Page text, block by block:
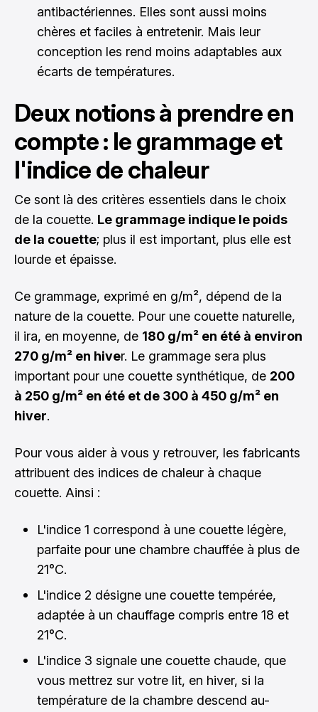
antibactériennes. Elles sont aussi moins
chères et faciles à entretenir. Mais leur
conception les rend moins adaptables aux
écarts de températures.
Deux notions à prendre en
compte : le grammage et
l'indice de chaleur
Ce sont là des critères essentiels dans le choix
de la couette. Le grammage indique le poids
de la couette; plus il est important, plus elle est
lourde et épaisse.
Ce grammage, exprimé en g/m², dépend de la
nature de la couette. Pour une couette naturelle,
il ira, en moyenne, de 180 g/m² en été à environ
270 g/m² en hiver. Le grammage sera plus
important pour une couette synthétique, de 200
à 250 g/m² en été et de 300 à 450 g/m² en
hiver.
Pour vous aider à vous y retrouver, les fabricants
attribuent des indices de chaleur à chaque
couette. Ainsi :
L'indice 1 correspond à une couette légère,
parfaite pour une chambre chauffée à plus de
21°C.
L'indice 2 désigne une couette tempérée,
adaptée à un chauffage compris entre 18 et
21°C.
L'indice 3 signale une couette chaude, que
vous mettrez sur votre lit, en hiver, si la
température de la chambre descend au-